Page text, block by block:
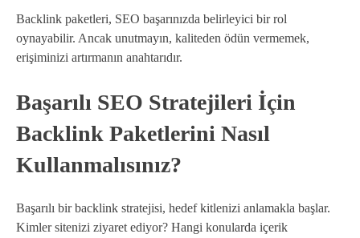
Backlink paketleri, SEO başarınızda belirleyici bir rol
oynayabilir. Ancak unutmayın, kaliteden ödün vermemek,
erişiminizi artırmanın anahtarıdır.
Başarılı SEO Stratejileri İçin
Backlink Paketlerini Nasıl
Kullanmalısınız?
Başarılı bir backlink stratejisi, hedef kitlenizi anlamakla başlar.
Kimler sitenizi ziyaret ediyor? Hangi konularda içerik